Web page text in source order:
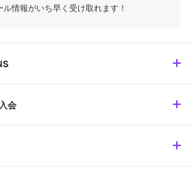
ル情報がいち早く受け取れます！
会